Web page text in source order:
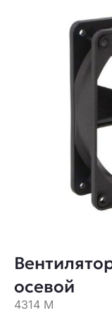
осевой
4314 M